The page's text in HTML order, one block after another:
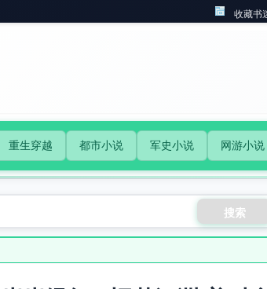
收藏书
重生穿越 都市小说 军史小说 网游小说
搜索